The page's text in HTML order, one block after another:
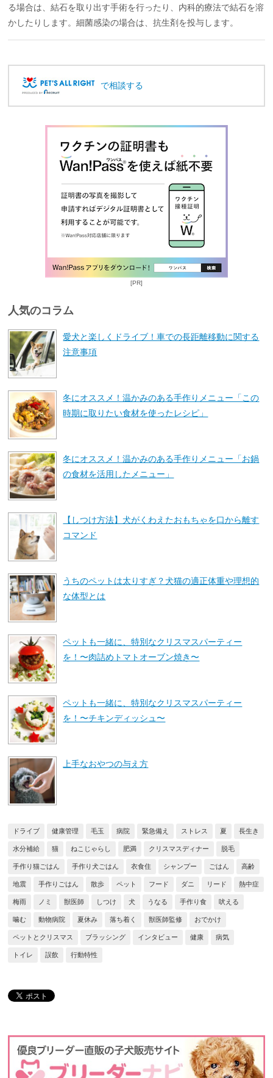
る場合は、結石を取り出す手術を行ったり、内科的療法で結石を溶
かしたりします。細菌感染の場合は、抗生剤を投与します。
で相談する
[PR]
人気のコラム
愛犬と楽しくドライブ！車での長距離移動に関する
注意事項
冬にオススメ！温かみのある手作りメニュー「この
時期に取りたい食材を使ったレシピ」
冬にオススメ！温かみのある手作りメニュー「お鍋
の食材を活用したメニュー」
【しつけ方法】犬がくわえたおもちゃを口から離す
コマンド
うちのペットは太りすぎ？犬猫の適正体重や理想的
な体型とは
ペットも一緒に、特別なクリスマスパーティー
を！〜肉詰めトマトオーブン焼き〜
ペットも一緒に、特別なクリスマスパーティー
を！〜チキンディッシュ〜
上手なおやつの与え方
ドライブ 健康管理 毛玉 病院 緊急備え ストレス 夏 長生き
水分補給 猫 ねこじゃらし 肥満 クリスマスディナー 脱毛
手作り猫ごはん 手作り犬ごはん 衣食住 シャンプー ごはん 高齢
地震 手作りごはん 散歩 ペット フード ダニ リード 熱中症
梅雨 ノミ 獣医師 しつけ 犬 うなる 手作り食 吠える
噛む 動物病院 夏休み 落ち着く 獣医師監修 おでかけ
ペットとクリスマス ブラッシング インタビュー 健康 病気
トイレ 誤飲 行動特性